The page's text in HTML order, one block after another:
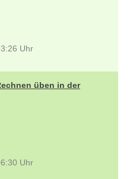
Uhr
üben in der
Uhr